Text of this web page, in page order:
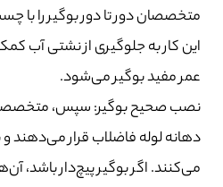
متخصصان دور تا دور بوگیر را با
این کار به جلوگیری از نشتی آب
عمر مفید بوگیر می‌شود.
نصب صحیح بوگیر: سپس،
دهانه لوله فاضلاب قرار می‌دهند
می‌کنند. اگر بوگیر پیچ‌دار باشد،